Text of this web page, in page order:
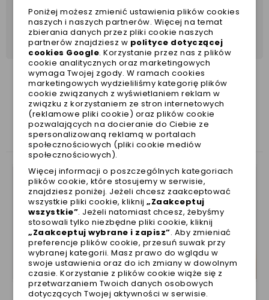
ZOBACZ TAKŻE
Poniżej możesz zmienić ustawienia plików cookies
naszych i naszych partnerów. Więcej na temat
zbierania danych przez pliki cookie naszych
partnerów znajdziesz w polityce dotyczącej
cookies Google. Korzystanie przez nas z plików
cookie analitycznych oraz marketingowych
wymaga Twojej zgody. W ramach cookies
marketingowych wydzieliliśmy kategorię plików
cookie związanych z wyświetlaniem reklam w
związku z korzystaniem ze stron internetowych
(reklamowe pliki cookie) oraz plików cookie
pozwalających na docieranie do Ciebie ze
spersonalizowaną reklamą w portalach
społecznościowych (pliki cookie mediów
społecznościowych).
Więcej informacji o poszczególnych kategoriach
plików cookie, które stosujemy w serwisie,
znajdziesz poniżej. Jeżeli chcesz zaakceptować
wszystkie pliki cookie, kliknij„Zaakceptuj
wszystkie”. Jeżeli natomiast chcesz, żebyśmy
stosowali tylko niezbędne pliki cookie, kliknij
„Zaakceptuj wybrane i zapisz”. Aby zmieniać
preferencje plików cookie, przesuń suwak przy
wybranej kategorii. Masz prawo do wglądu w
swoje ustawienia oraz do ich zmiany w dowolnym
czasie. Korzystanie z plików cookie wiąże się z
przetwarzaniem Twoich danych osobowych
dotyczących Twojej aktywności w serwisie.